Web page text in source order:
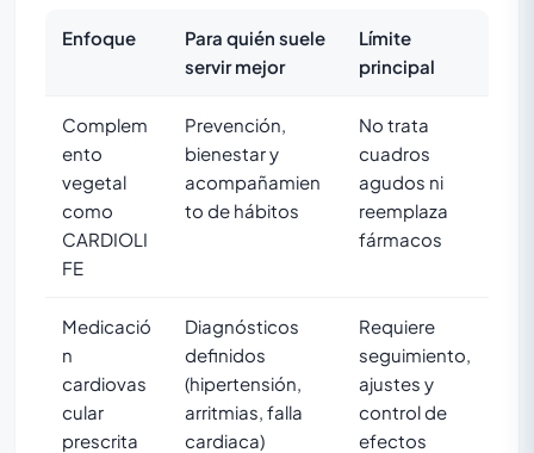
Enfoque
Para quién suele
servir mejor
Límite
principal
Complem
ento
vegetal
como
CARDIOLI
FE
Prevención,
bienestar y
acompañamien
to de hábitos
No trata
cuadros
agudos ni
reemplaza
fármacos
Medicació
n
cardiovas
cular
prescrita
Diagnósticos
definidos
(hipertensión,
arritmias, falla
cardiaca)
Requiere
seguimiento,
ajustes y
control de
efectos